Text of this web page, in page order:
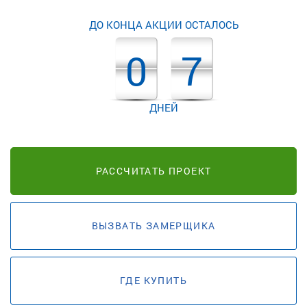
ДО КОНЦА АКЦИИ ОСТАЛОСЬ
0 7
ДНЕЙ
РАССЧИТАТЬ ПРОЕКТ
ВЫЗВАТЬ ЗАМЕРЩИКА
ГДЕ КУПИТЬ